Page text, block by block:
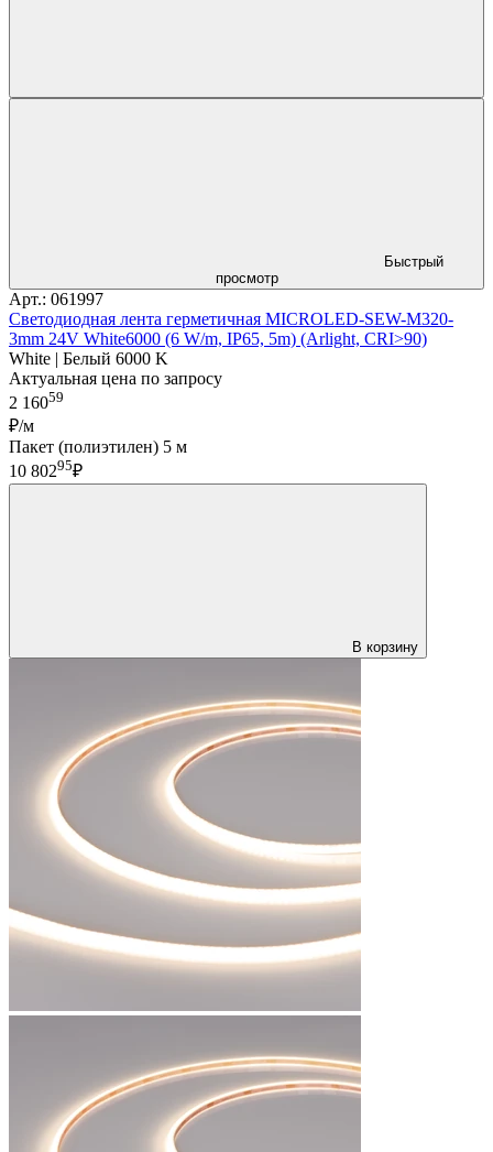
Быстрый
просмотр
Арт.: 061997
Светодиодная лента герметичная MICROLED-SEW-M320-
3mm 24V White6000 (6 W/m, IP65, 5m) (Arlight, CRI>90)
White | Белый 6000 K
Актуальная цена по запросу
2 16059
₽/м
Пакет (полиэтилен) 5 м
10 80295₽
В корзину